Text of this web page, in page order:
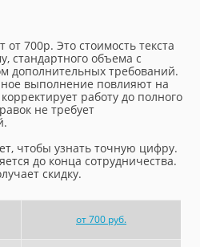
700р. Это стоимость текста
стандартного объема с
дополнительных требований.
выполнение повлияют на
работу до полного
не требует
чтобы узнать точную цифру.
до конца сотрудничества.
скидку.
от 700 руб.